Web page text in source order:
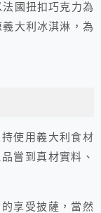
國扭扣巧克力為
大利冰淇淋，為
使用義大利食材
嘗到真材實料、
享受披薩，當然